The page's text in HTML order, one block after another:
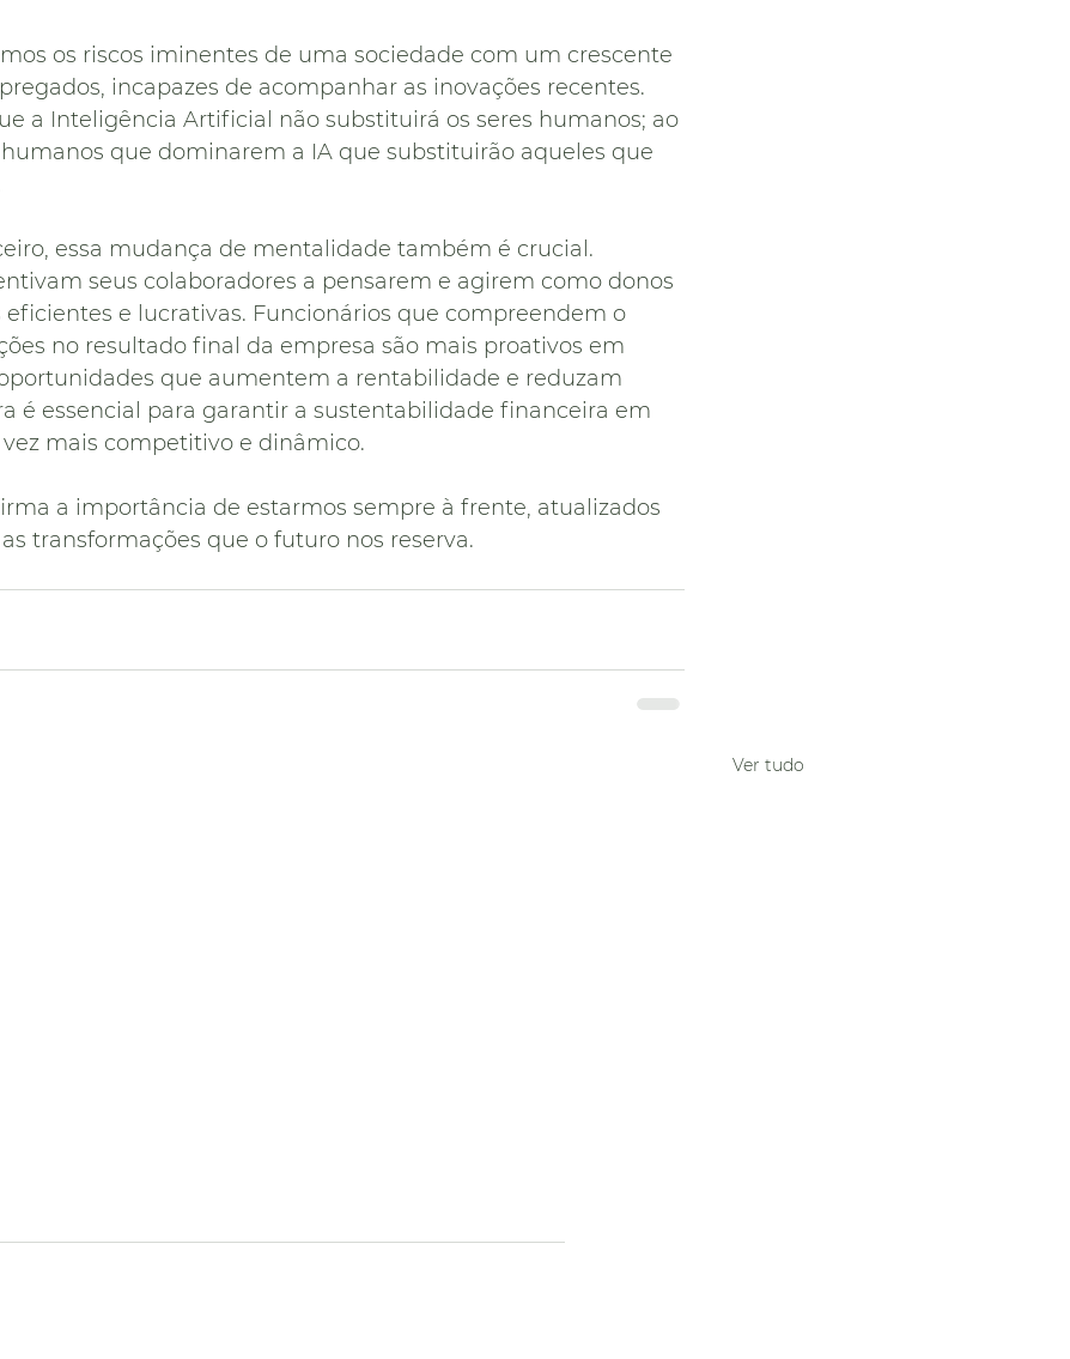
os riscos iminentes de uma sociedade com um crescente
incapazes de acompanhar as inovações recentes.
a Inteligência Artificial não substituirá os seres humanos; ao
que dominarem a IA que substituirão aqueles que
essa mudança de mentalidade também é crucial.
seus colaboradores a pensarem e agirem como donos
e lucrativas. Funcionários que compreendem o
no resultado final da empresa são mais proativos em
que aumentem a rentabilidade e reduzam
é essencial para garantir a sustentabilidade financeira em
mais competitivo e dinâmico.
a importância de estarmos sempre à frente, atualizados
transformações que o futuro nos reserva.
Ver tudo